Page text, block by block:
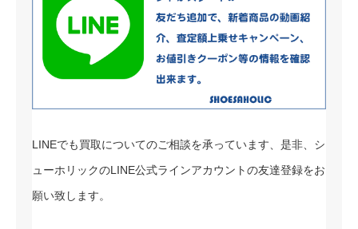
LINEでも買取についてのご相談を承っています、是非、シ
ューホリックのLINE公式ラインアカウントの友達登録をお
願い致します。